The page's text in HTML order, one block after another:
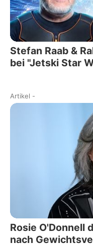
Stefan Raab &
bei "Jetski Star
Artikel -
Rosie O'Donnell
nach